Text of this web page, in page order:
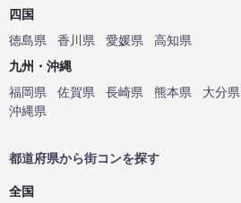
四国
徳島県
香川県 愛媛県
高知県
九州・沖縄
福岡県
佐賀県 長崎県 熊本県 大分県
沖縄県
都道府県から街コンを探す
全国